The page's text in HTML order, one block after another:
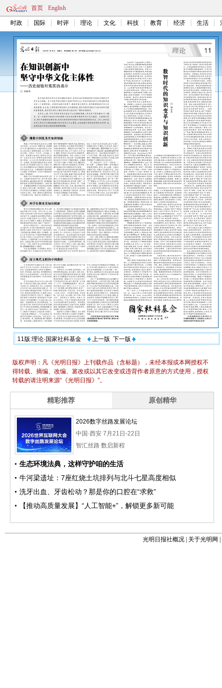
首页 English
时政 国际 时评 理论 文化 科技 教育 经济 生活
11版:理论·国家社科基金 上一版 下一版
光明日报社概况 关于光明网